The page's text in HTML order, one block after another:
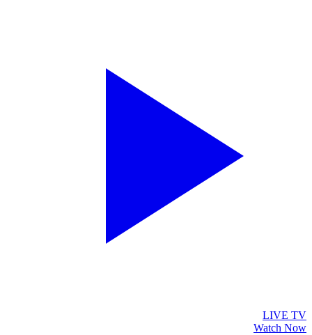
LIVE TV
Watch Now